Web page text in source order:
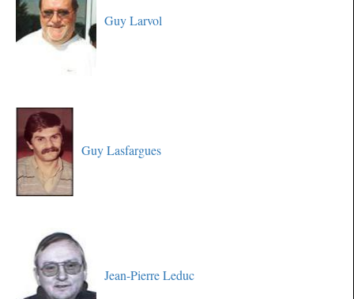
Guy Larvol
Guy Lasfargues
Jean-Pierre Leduc